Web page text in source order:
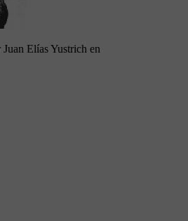
Elías Yustrich en